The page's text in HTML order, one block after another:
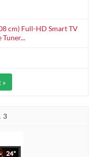
cm) Full-HD Smart TV
Tuner...
»
3